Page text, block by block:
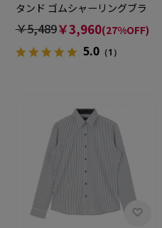
タンド ゴムシャーリングブラ
ウス 長袖 レディースデザイン
￥5,489￥3,960(27%OFF)
5.0（1）